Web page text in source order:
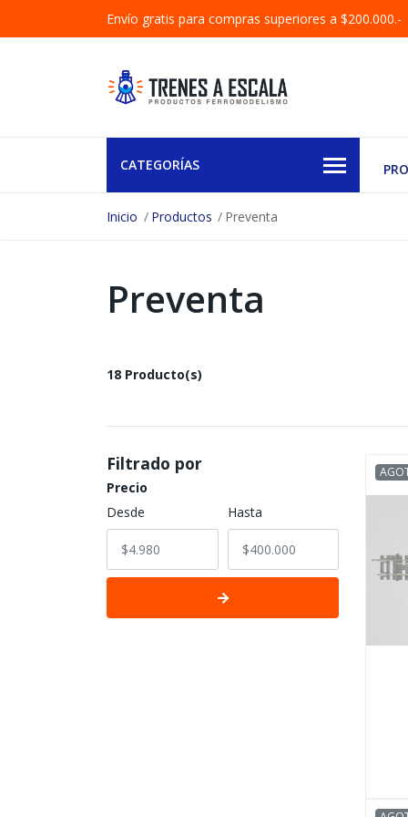
Envío gratis para compras superiores a $200.000.-
CATEGORÍAS
Inicio Productos Preventa
Preventa
18 Producto(s)
Filtrado por
Precio
Desde
Hasta